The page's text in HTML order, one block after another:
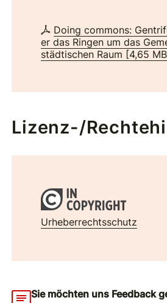
Doing commons:
er das Ringen um das
städtischen Raum [4,65 MB
Lizenz-/
Urheberrechtsschutz
Sie möchten uns Feedback